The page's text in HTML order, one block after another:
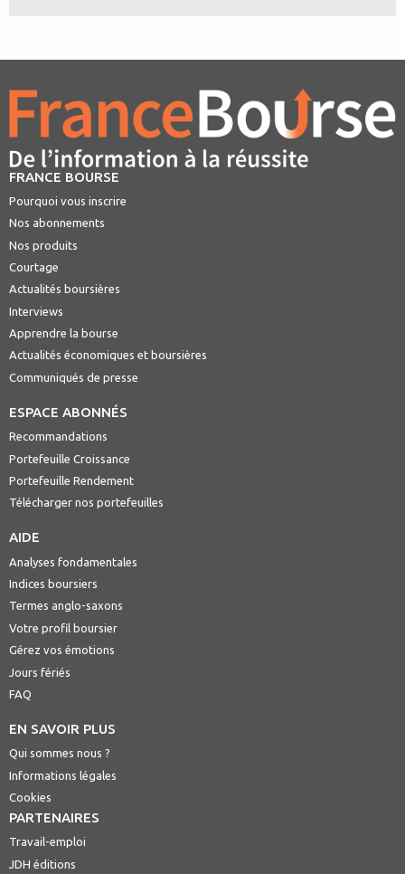
FRANCE BOURSE
Pourquoi vous inscrire
Nos abonnements
Nos produits
Courtage
Actualités boursières
Interviews
Apprendre la bourse
Actualités économiques et boursières
Communiqués de presse
ESPACE ABONNÉS
Recommandations
Portefeuille Croissance
Portefeuille Rendement
Télécharger nos portefeuilles
AIDE
Analyses fondamentales
Indices boursiers
Termes anglo-saxons
Votre profil boursier
Gérez vos émotions
Jours fériés
FAQ
EN SAVOIR PLUS
Qui sommes nous ?
Informations légales
Cookies
PARTENAIRES
Travail-emploi
JDH éditions